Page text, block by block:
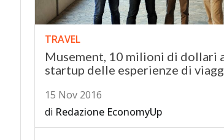
TRAVEL
Musement, 10 milioni di dollari
startup delle esperienze di
15 Nov 2016
di Redazione EconomyUp